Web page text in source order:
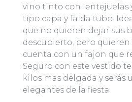
vino tinto con lentejuelas
tipo capa y falda tubo.
que no quieren dejar sus
descubierto, pero quieren
cuenta con un fajon que
Seguro con este vestido te
kilos mas delgada y serás
elegantes de la fiesta.